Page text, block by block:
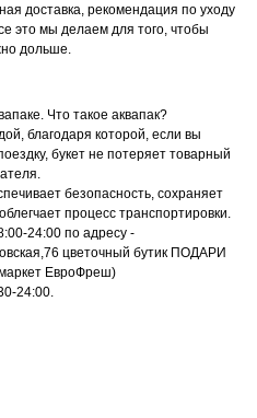
доставка, рекомендация по уходу
это мы делаем для того, чтобы
дольше.
Что такое аквапак?
благодаря которой, если вы
букет не потеряет товарный
безопасность, сохраняет
процесс транспортировки.
24:00 по адресу -
цветочный бутик ПОДАРИ
ЕвроФреш)
24:00.